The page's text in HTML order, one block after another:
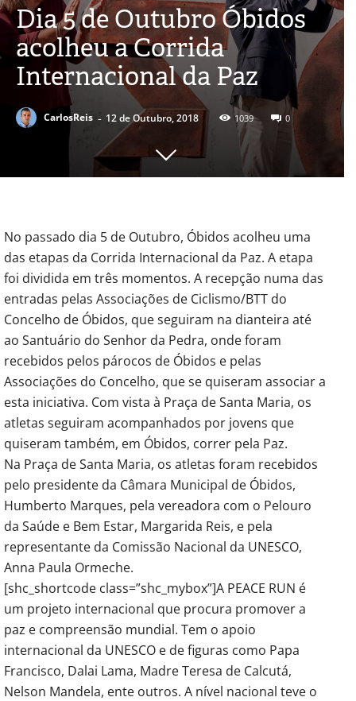
Dia 5 de Outubro Óbidos
acolheu a Corrida
Internacional da Paz
CarlosReis - 12 de Outubro, 2018 1039 0
No passado dia 5 de Outubro, Óbidos acolheu uma
das etapas da Corrida Internacional da Paz. A etapa
foi dividida em três momentos. A recepção numa das
entradas pelas Associações de Ciclismo/BTT do
Concelho de Óbidos, que seguiram na dianteira até
ao Santuário do Senhor da Pedra, onde foram
recebidos pelos párocos de Óbidos e pelas
Associações do Concelho, que se quiseram associar a
esta iniciativa. Com vista à Praça de Santa Maria, os
atletas seguiram acompanhados por jovens que
quiseram também, em Óbidos, correr pela Paz.
Na Praça de Santa Maria, os atletas foram recebidos
pelo presidente da Câmara Municipal de Óbidos,
Humberto Marques, pela vereadora com o Pelouro
da Saúde e Bem Estar, Margarida Reis, e pela
representante da Comissão Nacional da UNESCO,
Anna Paula Ormeche.
[shc_shortcode class=”shc_mybox”]A PEACE RUN é
um projeto internacional que procura promover a
paz e compreensão mundial. Tem o apoio
internacional da UNESCO e de figuras como Papa
Francisco, Dalai Lama, Madre Teresa de Calcutá,
Nelson Mandela, ente outros. A nível nacional teve o